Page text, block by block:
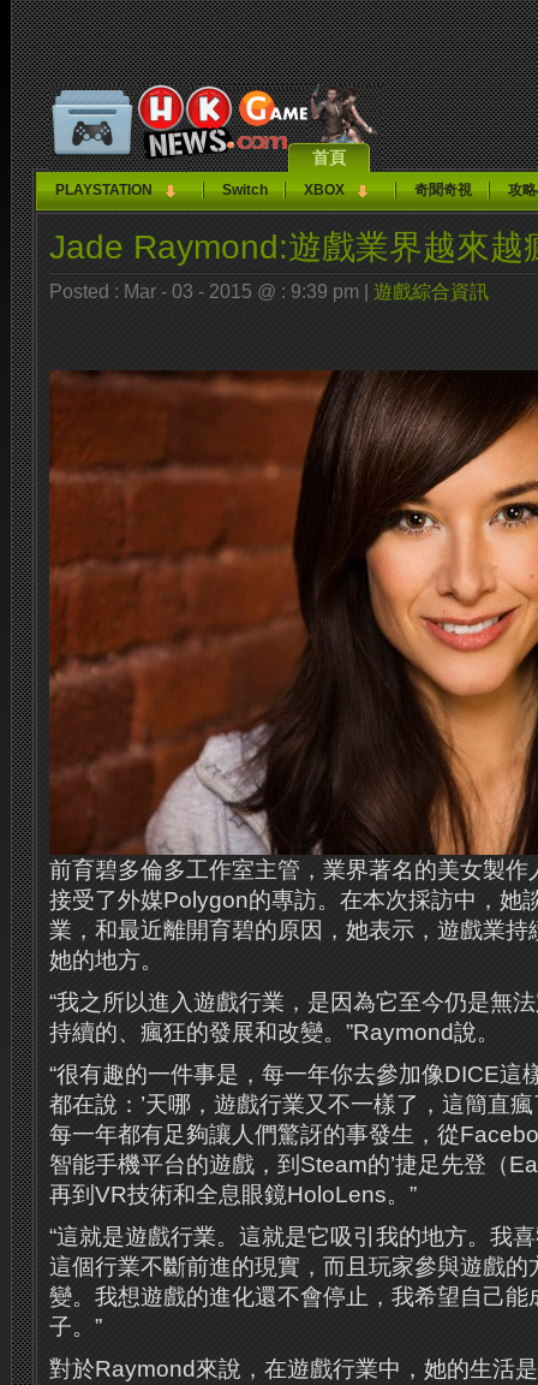
首頁
PLAYSTATION Switch XBOX 奇聞奇視 攻
Jade Raymond:遊戲業界越來越
Posted : Mar - 03 - 2015 @ : 9:39 pm | 遊戲綜合資訊
前育碧多倫多工作室主管，業界著名的美女製
接受了外媒Polygon的專訪。在本次採訪中，她
業，和最近離開育碧的原因，她表示，遊戲業持
她的地方。
“我之所以進入遊戲行業，是因為它至今仍是無
持續的、瘋狂的發展和改變。”Raymond說。
“很有趣的一件事是，每一年你去參加像DICE這
都在說：’天哪，遊戲行業又不一樣了，這簡直
每一年都有足夠讓人們驚訝的事發生，從
智能手機平台的遊戲，到Steam的’捷足先登（
再到VR技術和全息眼鏡HoloLens。”
“這就是遊戲行業。這就是它吸引我的地方。我
這個行業不斷前進的現實，而且玩家參與遊戲的
變。我想遊戲的進化還不會停止，我希望自己能
子。”
對於Raymond來說，在遊戲行業中，她的生活